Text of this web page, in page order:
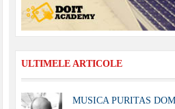
ULTIMELE ARTICOLE
MUSICA PURITAS